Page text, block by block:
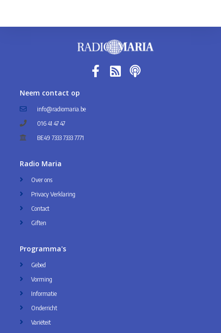
Neem contact op
info@radiomaria.be
016 41 47 47
BE49 7333 7333 7771
Radio Maria
Over ons
Privacy Verklaring
Contact
Giften
Programma's
Gebed
Vorming
Informatie
Onderricht
Variëteit